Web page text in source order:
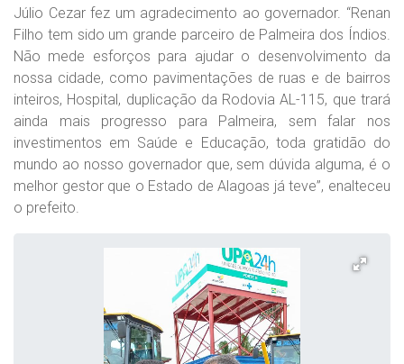
Júlio Cezar fez um agradecimento ao governador. “Renan
Filho tem sido um grande parceiro de Palmeira dos Índios.
Não mede esforços para ajudar o desenvolvimento da
nossa cidade, como pavimentações de ruas e de bairros
inteiros, Hospital, duplicação da Rodovia AL-115, que trará
ainda mais progresso para Palmeira, sem falar nos
investimentos em Saúde e Educação, toda gratidão do
mundo ao nosso governador que, sem dúvida alguma, é o
melhor gestor que o Estado de Alagoas já teve”, enalteceu
o prefeito.